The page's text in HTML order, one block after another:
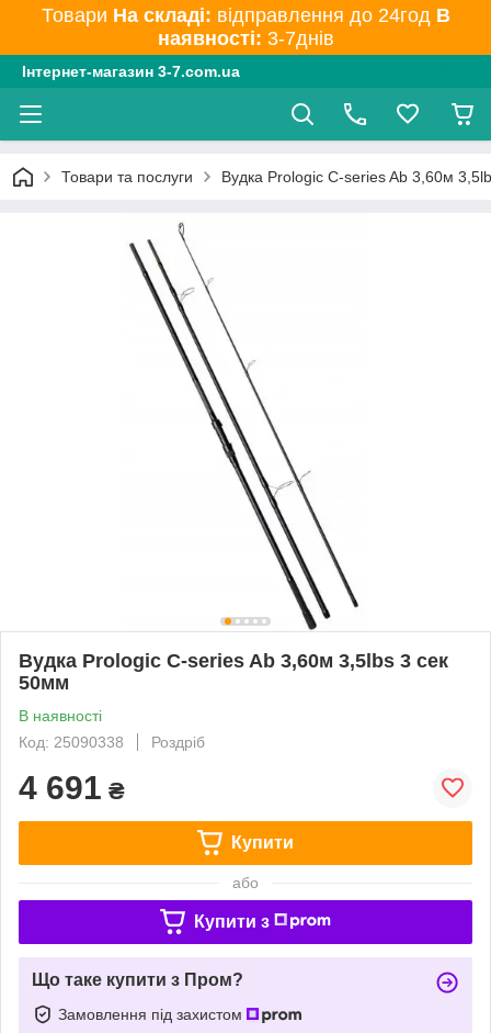
Товари На складі: відправлення до 24год В
наявності: 3-7днів
Інтернет-магазин 3-7.com.ua
Товари та послуги Вудка Prologic C-series Ab 3,60м
Вудка Prologic C-series Ab 3,60м 3,5lbs 3 сек
50мм
В наявності
Код: 25090338
Роздріб
4 691 ₴
Купити
або
Купити з
Що таке купити з Пром?
Замовлення під захистом